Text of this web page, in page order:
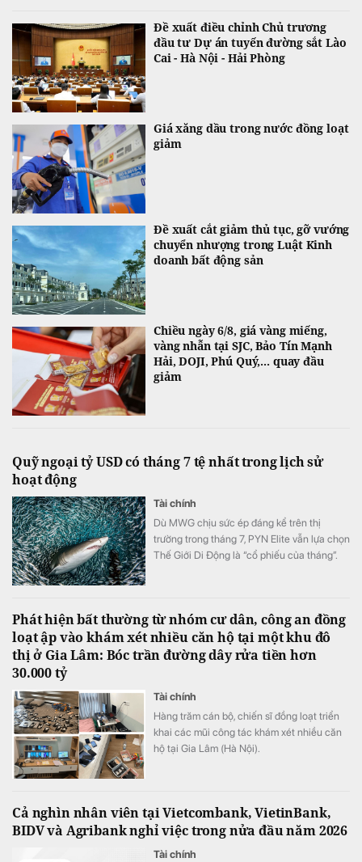
Đề xuất điều chỉnh Chủ trương
đầu tư Dự án tuyến đường sắt Lào
Cai - Hà Nội - Hải Phòng
Giá xăng dầu trong nước đồng loạt
giảm
Đề xuất cắt giảm thủ tục, gỡ vướng
chuyển nhượng trong Luật Kinh
doanh bất động sản
Chiều ngày 6/8, giá vàng miếng,
vàng nhẫn tại SJC, Bảo Tín Mạnh
Hải, DOJI, Phú Quý,... quay đầu
giảm
Quỹ ngoại tỷ USD có tháng 7 tệ nhất trong lịch sử
hoạt động
Tài chính
Dù MWG chịu sức ép đáng kể trên thị
trường trong tháng 7, PYN Elite vẫn lựa chọn
Thế Giới Di Động là “cổ phiếu của tháng”.
Phát hiện bất thường từ nhóm cư dân, công an đồng
loạt ập vào khám xét nhiều căn hộ tại một khu đô
thị ở Gia Lâm: Bóc trần đường dây rửa tiền hơn
30.000 tỷ
Tài chính
Hàng trăm cán bộ, chiến sĩ đồng loạt triển
khai các mũi công tác khám xét nhiều căn
hộ tại Gia Lâm (Hà Nội).
Cả nghìn nhân viên tại Vietcombank, VietinBank,
BIDV và Agribank nghỉ việc trong nửa đầu năm 2026
Tài chính